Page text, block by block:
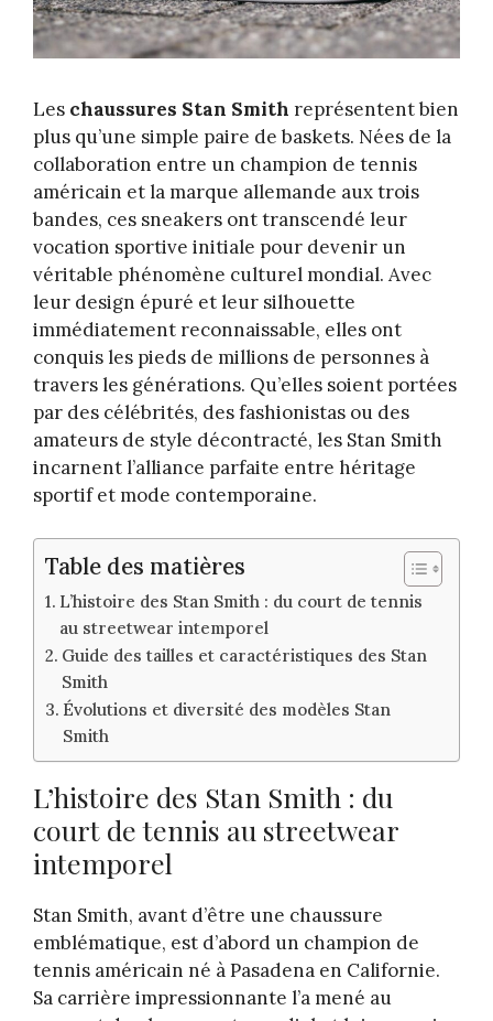
Les chaussures Stan Smith représentent bien
plus qu’une simple paire de baskets. Nées de la
collaboration entre un champion de tennis
américain et la marque allemande aux trois
bandes, ces sneakers ont transcendé leur
vocation sportive initiale pour devenir un
véritable phénomène culturel mondial. Avec
leur design épuré et leur silhouette
immédiatement reconnaissable, elles ont
conquis les pieds de millions de personnes à
travers les générations. Qu’elles soient portées
par des célébrités, des fashionistas ou des
amateurs de style décontracté, les Stan Smith
incarnent l’alliance parfaite entre héritage
sportif et mode contemporaine.
Table des matières
L’histoire des Stan Smith : du court de tennis
au streetwear intemporel
Guide des tailles et caractéristiques des Stan
Smith
Évolutions et diversité des modèles Stan
Smith
L’histoire des Stan Smith : du
court de tennis au streetwear
intemporel
Stan Smith, avant d’être une chaussure
emblématique, est d’abord un champion de
tennis américain né à Pasadena en Californie.
Sa carrière impressionnante l’a mené au